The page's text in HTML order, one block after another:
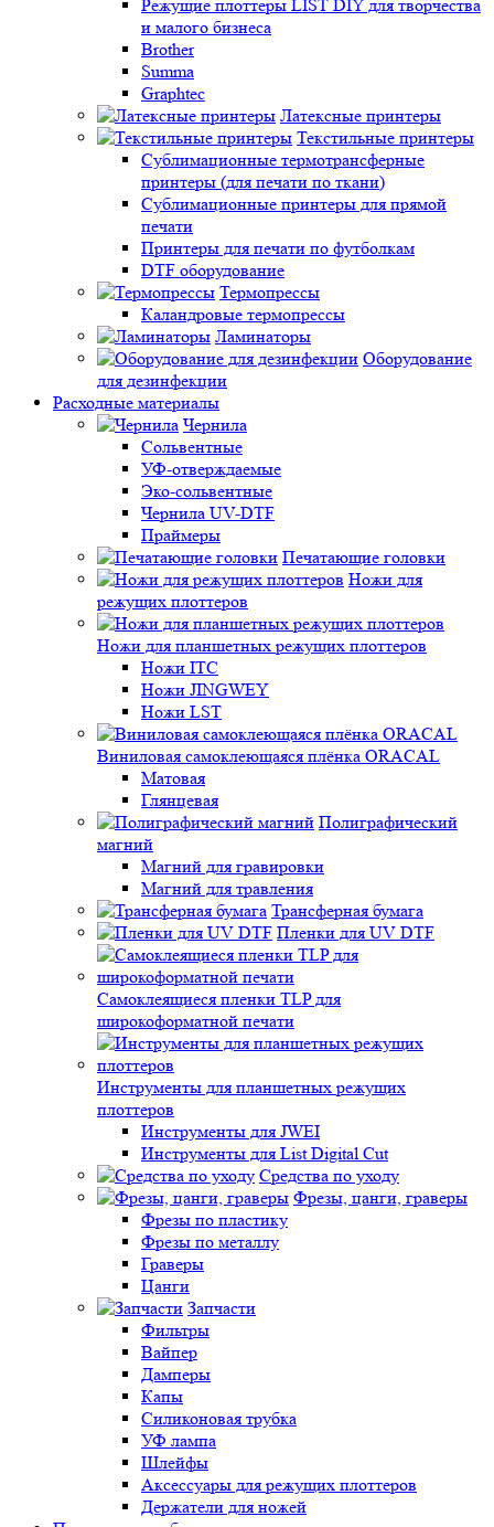
Режущие плоттеры LIST DIY для творчества
и малого бизнеса
Brother
Summa
Graphtec
Латексные принтеры
Текстильные принтеры
Сублимационные термотрансферные
принтеры (для печати по ткани)
Сублимационные принтеры для прямой
печати
Принтеры для печати по футболкам
DTF оборудование
Термопрессы
Каландровые термопрессы
Ламинаторы
Оборудование
для дезинфекции
Расходные материалы
Чернила
Сольвентные
УФ-отверждаемые
Эко-сольвентные
Чернила UV-DTF
Праймеры
Печатающие головки
Ножи для
режущих плоттеров
Ножи для планшетных режущих плоттеров
Ножи ITC
Ножи JINGWEY
Ножи LST
Виниловая самоклеющаяся плёнка ORACAL
Матовая
Глянцевая
Полиграфический
магний
Магний для гравировки
Магний для травления
Трансферная бумага
Пленки для UV DTF
Самоклеящиеся пленки TLP для
широкоформатной печати
Инструменты для планшетных режущих
плоттеров
Инструменты для JWEI
Инструменты для List Digital Cut
Средства по уходу
Фрезы, цанги, граверы
Фрезы по пластику
Фрезы по металлу
Граверы
Цанги
Запчасти
Фильтры
Вайпер
Дамперы
Капы
Силиконовая трубка
УФ лампа
Шлейфы
Аксессуары для режущих плоттеров
Держатели для ножей